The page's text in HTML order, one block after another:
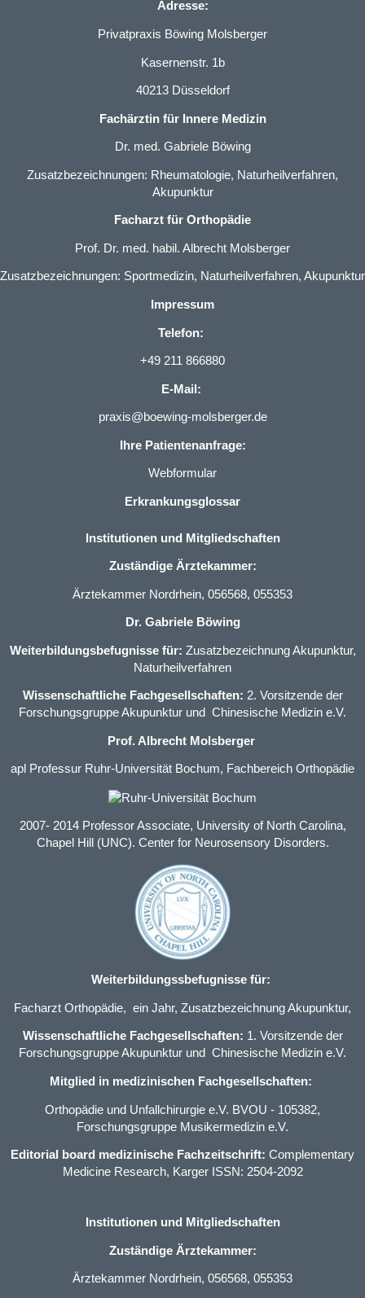
Adresse:
Privatpraxis Böwing Molsberger
Kasernenstr. 1b
40213 Düsseldorf
Fachärztin für Innere Medizin
Dr. med. Gabriele Böwing
Zusatzbezeichnungen: Rheumatologie, Naturheilverfahren,
Akupunktur
Facharzt für Orthopädie
Prof. Dr. med. habil. Albrecht Molsberger
Zusatzbezeichnungen: Sportmedizin, Naturheilverfahren, Akupunktur
Impressum
Telefon:
+49 211 866880
E-Mail:
praxis@boewing-molsberger.de
Ihre Patientenanfrage:
Webformular
Erkrankungsglossar
Institutionen und Mitgliedschaften
Zuständige Ärztekammer:
Ärztekammer Nordrhein, 056568, 055353
Dr. Gabriele Böwing
Weiterbildungsbefugnisse für: Zusatzbezeichnung Akupunktur,
Naturheilverfahren
Wissenschaftliche Fachgesellschaften: 2. Vorsitzende der
Forschungsgruppe Akupunktur und Chinesische Medizin e.V.
Prof. Albrecht Molsberger
apl Professur Ruhr-Universität Bochum, Fachbereich Orthopädie
2007- 2014 Professor Associate, University of North Carolina,
Chapel Hill (UNC). Center for Neurosensory Disorders.
Weiterbildungssbefugnisse für:
Facharzt Orthopädie, ein Jahr, Zusatzbezeichnung Akupunktur,
Wissenschaftliche Fachgesellschaften: 1. Vorsitzende der
Forschungsgruppe Akupunktur und Chinesische Medizin e.V.
Mitglied in medizinischen Fachgesellschaften:
Orthopädie und Unfallchirurgie e.V. BVOU - 105382,
Forschungsgruppe Musikermedizin e.V.
Editorial board medizinische Fachzeitschrift: Complementary
Medicine Research, Karger ISSN: 2504-2092
Institutionen und Mitgliedschaften
Zuständige Ärztekammer:
Ärztekammer Nordrhein, 056568, 055353